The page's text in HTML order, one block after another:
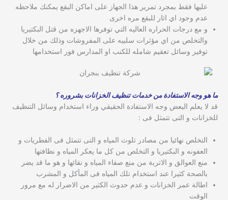
عليها فقط بمجرد تمرير هذا الجهاز على اماكن البقع يمكنك ملاحظه
عدم وجود اي اثار للبقع مره اخرى
و مع درجات الحراره العاليه التي توفرها الاجهزه من قتل البكتيريا
والتخلص من اي مؤثرات سلبيه على المفروشات وذلك من خلال
توفير وسائل تعقيم شامله للكنب او المدارس فور استخدامها
ما هو وجه الاستفادة من خدمات تنظيف الخزانات بشروره ؟
قد لا يعلم البعض وجه الاستفادة الحقيقي وراء استخدام وسائل التنظيف
للخزانات و التى تتمثل فى :
التخلص نهائيا من مصادر تلوث المياه و التى تتمثل فى الفطريات و
العفونه و البكتيريا و التخلص من كل ما يعكر المياه و نظافتها
منع العوالق و الاتربة من منع صفاء المياه و نقائها و هو ما قد يضر
بالصحة كثيرا عند استخدام تلك المياه فى المأكل و المشرب
اطالة عمر الخزانات و عدم حدوث الكثير من الاضرار له مع مرور
الوقت